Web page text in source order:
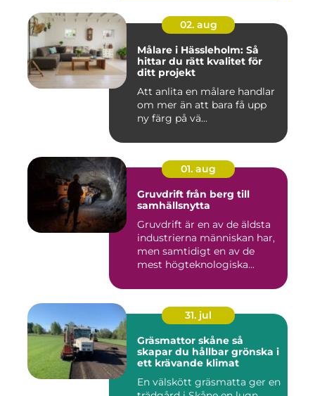
02. aug
Målare i Hässleholm: Så
hittar du rätt kvalitet för
ditt projekt
Att anlita en målare handlar
om mer än att bara få upp
ny färg på vä...
01. aug
Gruvdrift från berg till
samhällsnytta
Gruvdrift är en av de äldsta
industrierna människan har,
men samtidigt en av de
mest högteknologiska...
31. jul
Gräsmattor skåne så
skapar du hållbar grönska i
ett krävande klimat
En välskött gräsmatta ger en